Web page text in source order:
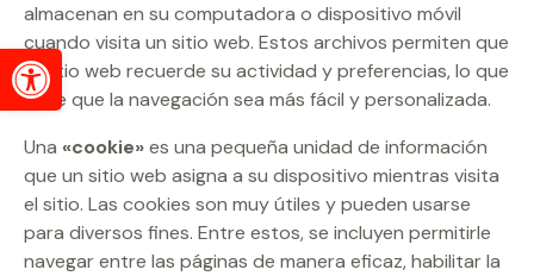
Abrir barra de herramientas
almacenan en su computadora o dispositivo móvil
cuando visita un sitio web. Estos archivos permiten que
el sitio web recuerde su actividad y preferencias, lo que
hace que la navegación sea más fácil y personalizada.
Una «cookie»es una pequeña unidad de información
que un sitio web asigna a su dispositivo mientras visita
el sitio. Las cookies son muy útiles y pueden usarse
para diversos fines. Entre estos, se incluyen permitirle
navegar entre las páginas de manera eficaz, habilitar la